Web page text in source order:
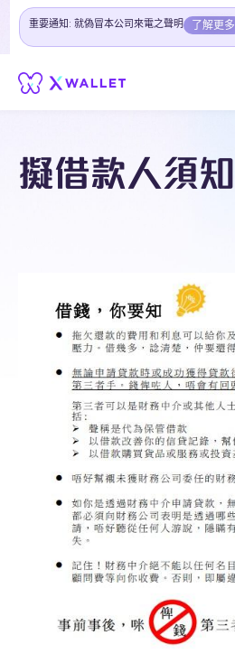
重要通知: 就偽冒本公司來電之聲明 了解更多
擬借款人須知